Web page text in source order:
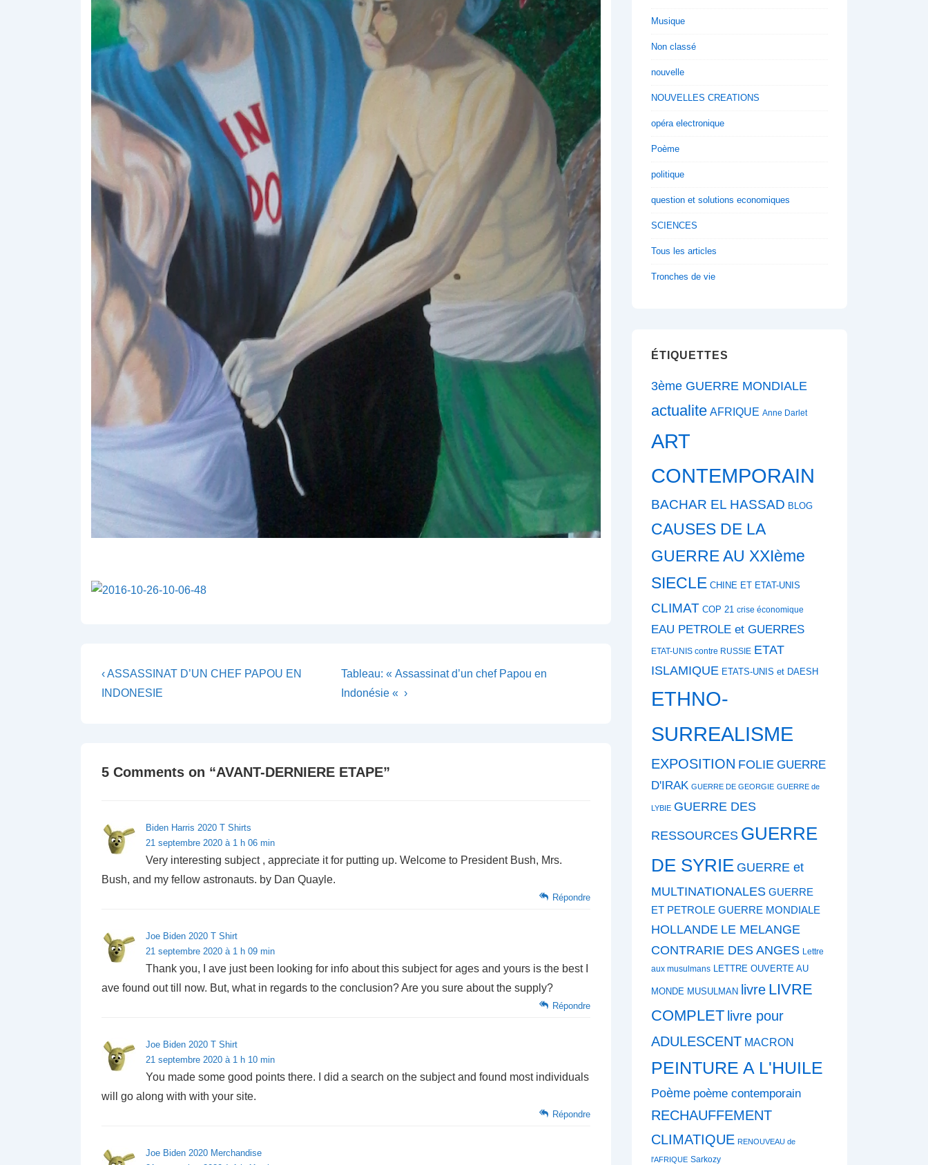
Navigation
de
Previous
Post
‹ ASSASSINAT D’UN CHEF PAPOU EN
INDONESIE
Next
Post
Tableau: « Assassinat d’un chef Papou en
Indonésie « ›
5 Comments on “AVANT-DERNIERE ETAPE”
Biden Harris 2020 T Shirts
21 septembre 2020 à 1 h 06 min
Very interesting subject , appreciate it for putting up. Welcome to President Bush, Mrs.
Bush, and my fellow astronauts. by Dan Quayle.
Répondre
Joe Biden 2020 T Shirt
21 septembre 2020 à 1 h 09 min
Thank you, I ave just been looking for info about this subject for ages and yours is the best I
ave found out till now. But, what in regards to the conclusion? Are you sure about the supply?
Répondre
Joe Biden 2020 T Shirt
21 septembre 2020 à 1 h 10 min
You made some good points there. I did a search on the subject and found most individuals
will go along with with your site.
Répondre
Joe Biden 2020 Merchandise
Musique
Non classé
nouvelle
NOUVELLES CREATIONS
opéra electronique
Poème
politique
question et solutions economiques
SCIENCES
Tous les articles
Tronches de vie
ÉTIQUETTES
3ème GUERRE MONDIALE
actualite AFRIQUE Anne Darlet
ART
CONTEMPORAIN
BACHAR EL HASSAD BLOG
CAUSES DE LA
GUERRE AU XXIème
SIECLE CHINE ET ETAT-UNIS
CLIMAT COP 21 crise économique
EAU PETROLE et GUERRES
ETAT-UNIS contre RUSSIE ETAT
ISLAMIQUE ETATS-UNIS et DAESH
ETHNO-
SURREALISME
EXPOSITION FOLIE GUERRE
D'IRAK GUERRE DE GEORGIE GUERRE de
LYBIE GUERRE DES
RESSOURCES GUERRE
DE SYRIE GUERRE et
MULTINATIONALES GUERRE
ET PETROLE GUERRE MONDIALE
HOLLANDE LE MELANGE
CONTRARIE DES ANGES Lettre
aux musulmans LETTRE OUVERTE AU
MONDE MUSULMAN livre LIVRE
COMPLET livre pour
ADULESCENT MACRON
PEINTURE A L'HUILE
Poème poème contemporain
RECHAUFFEMENT
CLIMATIQUE RENOUVEAU de
l'AFRIQUE Sarkozy